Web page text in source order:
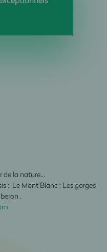
la nature...
; Le Mont Blanc ; Les gorges
.